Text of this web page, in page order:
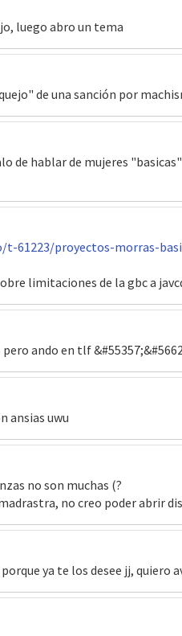
luego abro un tema
de una sanción por
de hablar de mujeres
61223/proyectos-morras-
limitaciones de la gbc a
ando en tlf
ansias uwu
no son muchas (?
no creo poder abrir
ya te los desee jj, quiero